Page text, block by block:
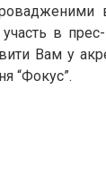
в
в
Вам у
“Фокус”.